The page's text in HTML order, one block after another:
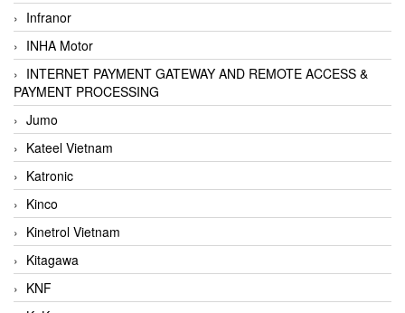
Infranor
INHA Motor
INTERNET PAYMENT GATEWAY AND REMOTE ACCESS &
PAYMENT PROCESSING
Jumo
Kateel Vietnam
Katronic
Kinco
Kinetrol Vietnam
Kitagawa
KNF